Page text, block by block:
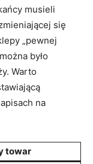
musieli
się
„pewnej
było
Warto
na
towar